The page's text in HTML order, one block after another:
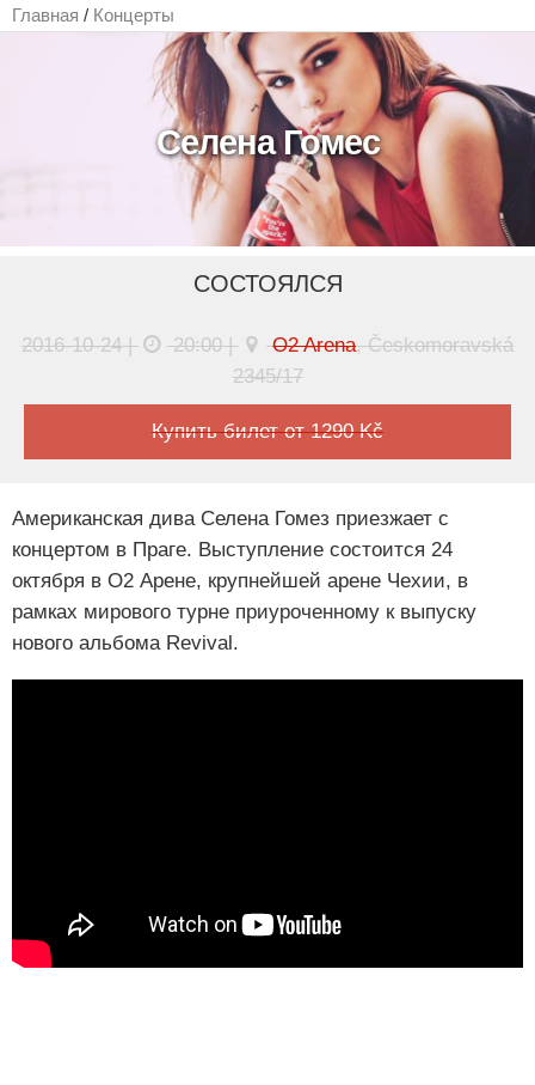
Главная / Концерты
Селена Гомес
СОСТОЯЛСЯ
2016-10-24 | 20:00 | O2 Arena, Českomoravská
2345/17
Купить билет от 1290 Kč
Американская дива Селена Гомез приезжает с
концертом в Праге. Выступление состоится 24
октября в О2 Арене, крупнейшей арене Чехии, в
рамках мирового турне приуроченному к выпуску
нового альбома Revival.